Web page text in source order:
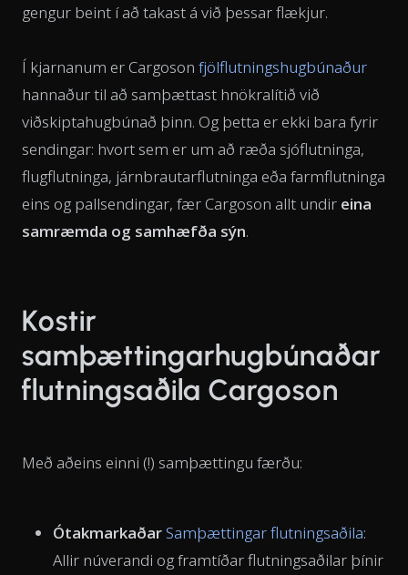
gengur beint í að takast á við þessar flækjur.
Í kjarnanum er Cargoson fjölflutningshugbúnaður
hannaður til að samþættast hnökralítið við
viðskiptahugbúnað þinn. Og þetta er ekki bara fyrir
sendingar: hvort sem er um að ræða sjóflutninga,
flugflutninga, járnbrautarflutninga eða farmflutninga
eins og pallsendingar, fær Cargoson allt undir eina
samræmda og samhæfða sýn.
Kostir
samþættingarhugbúnaðar
flutningsaðila Cargoson
Með aðeins einni (!) samþættingu færðu:
Ótakmarkaðar Samþættingar flutningsaðila:
Allir núverandi og framtíðar flutningsaðilar þínir